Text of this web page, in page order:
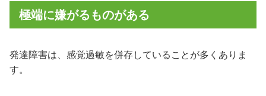
極端に嫌がるものがある
発達障害は、感覚過敏を併存していることが多くありま
す。